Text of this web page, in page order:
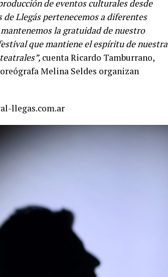
de eventos culturales desde
Llegás pertenecemos a diferentes
la gratuidad de nuestro
que mantiene el espíritu de nuestra
cuenta Ricardo Tamburrano,
Melina Seldes organizan
llegas.com.ar